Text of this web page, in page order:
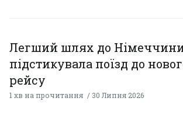
Легший шлях до
підстикувала поїзд до
рейсу
1 хв на прочитання 30 Липня 2026